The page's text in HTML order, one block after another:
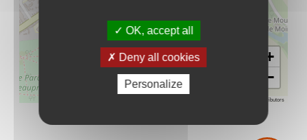
+
−
contributors
OK, accept all
Deny all cookies
Personalize